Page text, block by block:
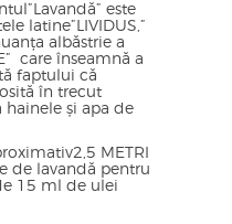
este
latine”LIVIDUS,”
albăstrie a
care înseamnă a
faptului că
în trecut
și apa de
METRI
de lavandă pentru
15 ml de ulei